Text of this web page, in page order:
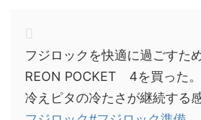
フジロックを快適に過ごすた
REON POCKET 4を買った。
冷えピタの冷たさが継続する